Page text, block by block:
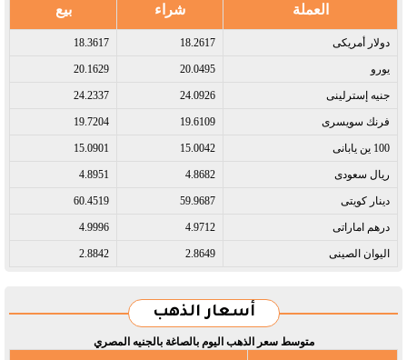
العملة شراء بيع
دولار أمريكى​ 18.2617
18.3617
يورو​ 20.0495
20.1629
جنيه إسترلينى​ 24.0926
24.2337
فرنك سويسرى​ 19.6109
19.7204
100 ين يابانى​ 15.0042
15.0901
ريال سعودى​ 4.8682
4.8951
دينار كويتى​ 59.9687
60.4519
درهم اماراتى​ 4.9712
4.9996
اليوان الصينى​ 2.8649
2.8842
أسعار الذهب
متوسط سعر الذهب اليوم بالصاغة بالجنيه المصري